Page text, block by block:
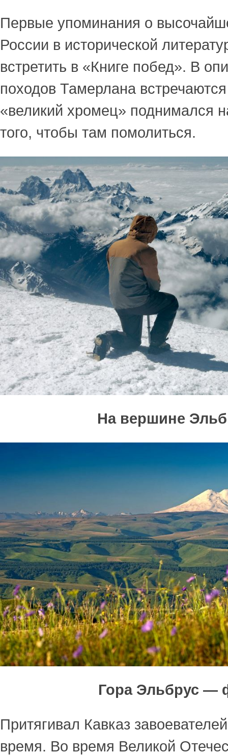
Первые упоминания о
России в исторической
встретить в «Книге побед». В
походов Тамерлана
«великий хромец» поднимался
того, чтобы там помолиться.
На вершине
Гора Эльбрус —
Притягивал Кавказ
время. Во время Великой